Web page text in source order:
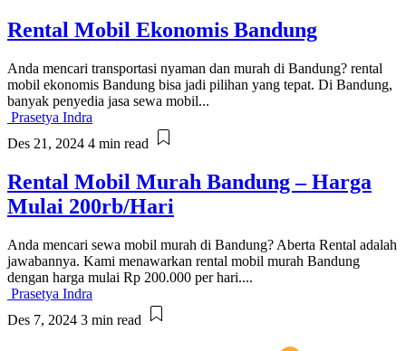
Rental Mobil Ekonomis Bandung
Anda mencari transportasi nyaman dan murah di Bandung? rental
mobil ekonomis Bandung bisa jadi pilihan yang tepat. Di Bandung,
banyak penyedia jasa sewa mobil...
Prasetya Indra
Des 21, 2024 4 min read
Rental Mobil Murah Bandung – Harga
Mulai 200rb/Hari
Anda mencari sewa mobil murah di Bandung? Aberta Rental adalah
jawabannya. Kami menawarkan rental mobil murah Bandung
dengan harga mulai Rp 200.000 per hari....
Prasetya Indra
Des 7, 2024 3 min read